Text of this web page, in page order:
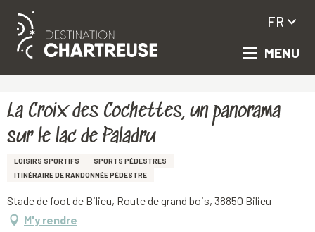
Aller
principal
MENU
FR
La Croix des Cochettes, un panorama
sur le lac de Paladru
LOISIRS SPORTIFS
SPORTS PÉDESTRES
ITINÉRAIRE DE RANDONNÉE PÉDESTRE
Stade de foot de Bilieu, Route de grand bois, 38850 Bilieu
M'y rendre